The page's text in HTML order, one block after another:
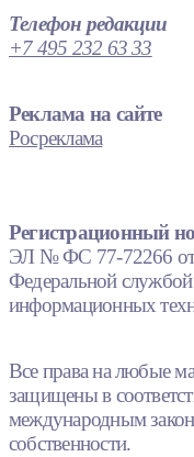
Телефон редакции
+7 495 232 63 33
Реклама на сайте
Росреклама
Регистрационный
ЭЛ № ФС 77-72266 от
Федеральной службой
информационных
Все права на любые
защищены в
международным
собственности.